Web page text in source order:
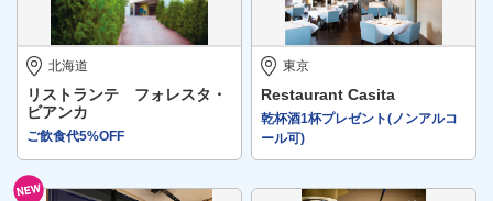
北海道
リストランテ フォレスタ・
ビアンカ
ご飲食代5%OFF
東京
Restaurant Casita
乾杯酒1杯プレゼント(ノンアルコ
ール可)